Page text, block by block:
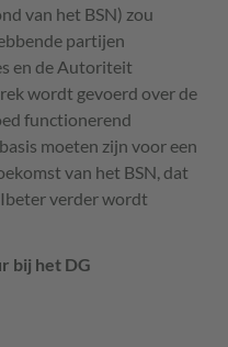
van het BSN) zou
partijen
en de Autoriteit
wordt gevoerd over de
functionerend
moeten zijn voor een
van het BSN, dat
beter verder wordt
bij het DG